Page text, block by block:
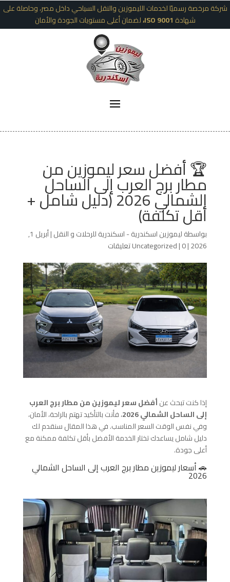
شركة مرخصة رسميًا لخدمات الليموزين والنقل السياحي داخل مصر، وحاصلة على
شهادة ISO 9001، لضمان أعلى مستويات الجودة والأمان
🏆 أفضل سعر ليموزين من
مطار برج العرب إلى الساحل
الشمالي 2026 (دليل شامل +
أقل تكلفة)
بواسطةليموزين اسكندرية - اسكندرية للرحلات و النقل|
أبريل 1,
2026
|
Uncategorized|0 تعليقات
إذا كنت تبحث عنأفضل سعر ليموزين من مطار برج العرب
إلى الساحل الشمالي 2026
، فأنت بالتأكيد تهتم بالراحة، الأمان،
وفي نفس الوقت السعر المناسب. في هذا المقال سنقدم لك
دليل شامل يساعدك تختار الخدمة الأفضل بأقل تكلفة ممكنة مع
أعلى جودة.
🚗 أسعار ليموزين مطار برج العرب إلى الساحل الشمالي
2026